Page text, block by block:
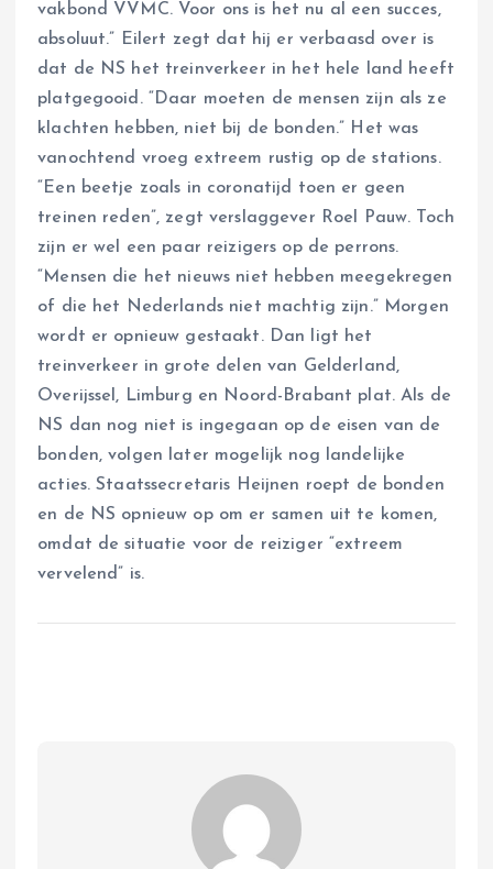
vakbond VVMC. Voor ons is het nu al een succes,
absoluut.” Eilert zegt dat hij er verbaasd over is
dat de NS het treinverkeer in het hele land heeft
platgegooid. “Daar moeten de mensen zijn als ze
klachten hebben, niet bij de bonden.” Het was
vanochtend vroeg extreem rustig op de stations.
“Een beetje zoals in coronatijd toen er geen
treinen reden”, zegt verslaggever Roel Pauw. Toch
zijn er wel een paar reizigers op de perrons.
“Mensen die het nieuws niet hebben meegekregen
of die het Nederlands niet machtig zijn.” Morgen
wordt er opnieuw gestaakt. Dan ligt het
treinverkeer in grote delen van Gelderland,
Overijssel, Limburg en Noord-Brabant plat. Als de
NS dan nog niet is ingegaan op de eisen van de
bonden, volgen later mogelijk nog landelijke
acties. Staatssecretaris Heijnen roept de bonden
en de NS opnieuw op om er samen uit te komen,
omdat de situatie voor de reiziger “extreem
vervelend” is.